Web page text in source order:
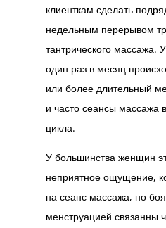
клиенткам сделать
недельным перерывом
тантрического
один раз в месяц
или более длительный
и часто сеансы массажа
цикла.
У большинства женщин
неприятное ощущение,
на сеанс массажа, но
менструацией связанны